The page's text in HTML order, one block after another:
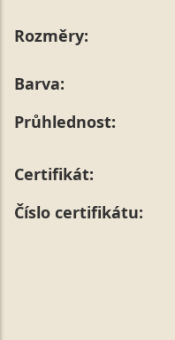
Rozměry:
Barva:
Průhlednost:
Certifikát:
Číslo certifikátu: